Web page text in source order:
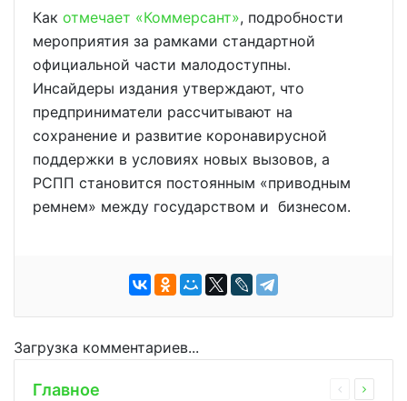
Как отмечает «Коммерсант», подробности
мероприятия за рамками стандартной
официальной части малодоступны.
Инсайдеры издания утверждают, что
предприниматели рассчитывают на
сохранение и развитие коронавирусной
поддержки в условиях новых вызовов, а
РСПП становится постоянным «приводным
ремнем» между государством и бизнесом.
Загрузка комментариев...
Главное